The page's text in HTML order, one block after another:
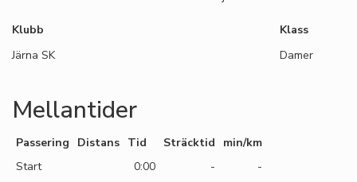
Klubb
Järna SK
Klass
Damer
Mellantider
Passering Distans Tid Sträcktid
min/km
Start
0:00 -
-